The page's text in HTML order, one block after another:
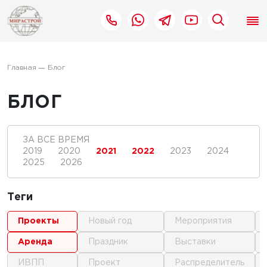
Главная Блог
БЛОГ
ЗА ВСЕ ВРЕМЯ
2019
2020 2021 2022 2023
2024
2025
2026
Теги
проекты
аренда
ИВПП
новый год
праздник
проект
мероприятия
выставки
распределитель